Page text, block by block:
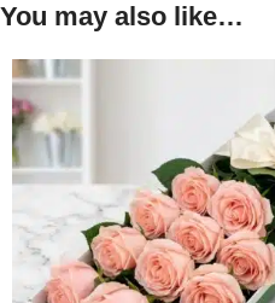
You may also like…